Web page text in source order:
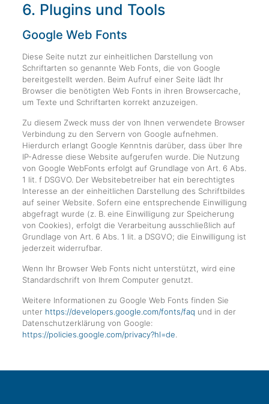
6. Plugins und Tools
Google Web Fonts
Diese Seite nutzt zur einheitlichen Darstellung von
Schriftarten so genannte Web Fonts, die von Google
bereitgestellt werden. Beim Aufruf einer Seite lädt Ihr
Browser die benötigten Web Fonts in ihren Browsercache,
um Texte und Schriftarten korrekt anzuzeigen.
Zu diesem Zweck muss der von Ihnen verwendete Browser
Verbindung zu den Servern von Google aufnehmen.
Hierdurch erlangt Google Kenntnis darüber, dass über Ihre
IP-Adresse diese Website aufgerufen wurde. Die Nutzung
von Google WebFonts erfolgt auf Grundlage von Art. 6 Abs.
1 lit. f DSGVO. Der Websitebetreiber hat ein berechtigtes
Interesse an der einheitlichen Darstellung des Schriftbildes
auf seiner Website. Sofern eine entsprechende Einwilligung
abgefragt wurde (z. B. eine Einwilligung zur Speicherung
von Cookies), erfolgt die Verarbeitung ausschließlich auf
Grundlage von Art. 6 Abs. 1 lit. a DSGVO; die Einwilligung ist
jederzeit widerrufbar.
Wenn Ihr Browser Web Fonts nicht unterstützt, wird eine
Standardschrift von Ihrem Computer genutzt.
Weitere Informationen zu Google Web Fonts finden Sie
unter https://developers.google.com/fonts/faq und in der
Datenschutzerklärung von Google:
https://policies.google.com/privacy?hl=de